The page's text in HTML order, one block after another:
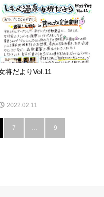
将だよりVol.11
2022.02.11
7 … 9